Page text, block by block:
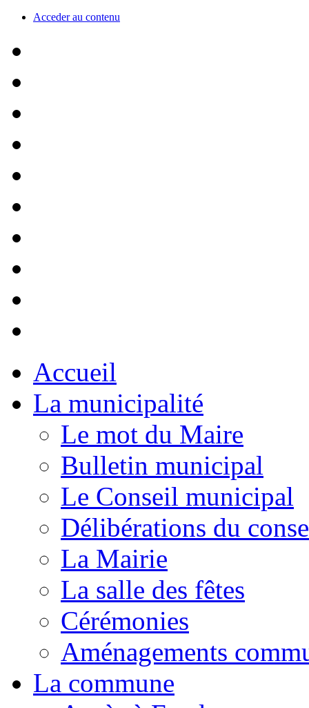
Acceder au contenu
Accueil
La municipalité
Le mot du Maire
Bulletin municipal
Le Conseil municipal
Délibérations du
La Mairie
La salle des fêtes
Cérémonies
Aménagements
La commune